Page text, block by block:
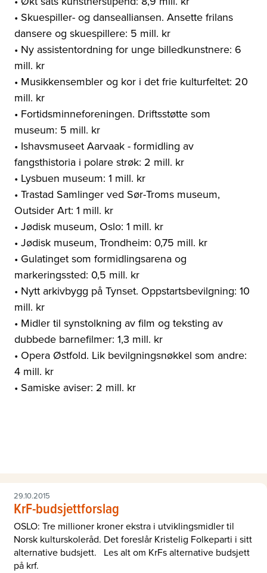
• Skuespiller- og dansealliansen. Ansette frilans
dansere og skuespillere: 5 mill. kr
• Ny assistentordning for unge billedkunstnere: 6
mill. kr
• Musikkensembler og kor i det frie kulturfeltet: 20
mill. kr
• Fortidsminneforeningen. Driftsstøtte som
museum: 5 mill. kr
• Ishavsmuseet Aarvaak - formidling av
fangsthistoria i polare strøk: 2 mill. kr
• Lysbuen museum: 1 mill. kr
• Trastad Samlinger ved Sør-Troms museum,
Outsider Art: 1 mill. kr
• Jødisk museum, Oslo: 1 mill. kr
• Jødisk museum, Trondheim: 0,75 mill. kr
• Gulatinget som formidlingsarena og
markeringssted: 0,5 mill. kr
• Nytt arkivbygg på Tynset. Oppstartsbevilgning: 10
mill. kr
• Midler til synstolkning av film og teksting av
dubbede barnefilmer: 1,3 mill. kr
• Opera Østfold. Lik bevilgningsnøkkel som andre:
4 mill. kr
• Samiske aviser: 2 mill. kr
29.10.2015
KrF-budsjettforslag
OSLO: Tre millioner kroner ekstra i utviklingsmidler til
Norsk kulturskoleråd. Det foreslår Kristelig Folkeparti i sitt
alternative budsjett. Les alt om KrFs alternative budsjett
på krf.